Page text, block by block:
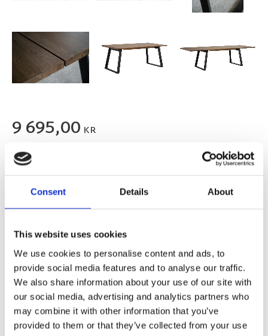
Consent Details About
This website uses cookies
We use cookies to personalise content and ads, to
provide social media features and to analyse our traffic.
We also share information about your use of our site with
our social media, advertising and analytics partners who
may combine it with other information that you’ve
provided to them or that they’ve collected from your use
9 695,00 KR
FLER FÄRGER
Lägg till i favoriter
BEVAKA
Lagerstatus Slutsåld Artikelnr 119374 Tillverkare
Rowico Home